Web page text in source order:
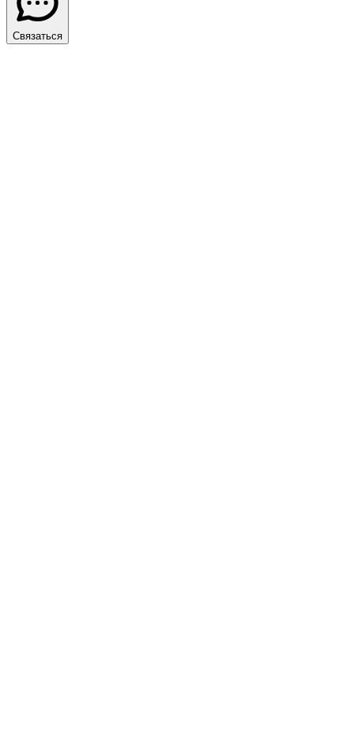
Связаться